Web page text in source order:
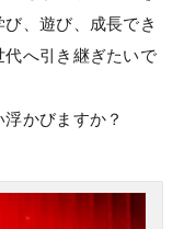
、遊び、成長でき
代へ引き継ぎたいで
かびますか？